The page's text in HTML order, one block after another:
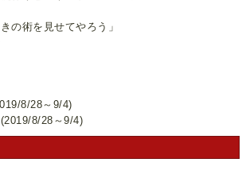
の術を見せてやろう」
8/28～9/4)
8/28～9/4)